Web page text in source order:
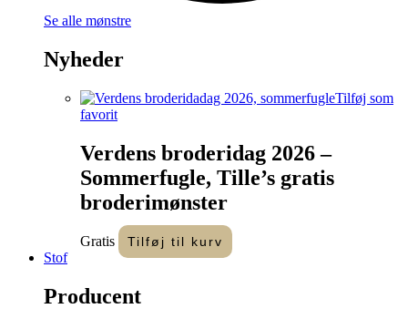
Se alle mønstre
Nyheder
Tilføj som
favorit
Verdens broderidag 2026 –
Sommerfugle, Tille’s gratis
broderimønster
Gratis Tilføj til kurv
Stof
Producent